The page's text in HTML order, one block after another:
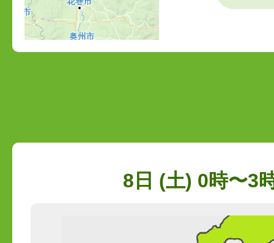
8日 (土) 0時〜3